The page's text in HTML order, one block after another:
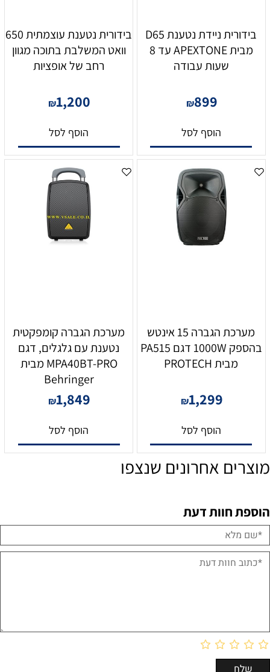
בידורית ניידת נטענת D65
מבית APEXTONE עד 8
שעות עבודה
₪899
הוסף לסל
בידורית נטענת עוצמתית 650
וואט המשלבת בתוכה מגוון
רחב של אופציות
₪1,200
הוסף לסל
מערכת הגברה 15 אינטש
בהספק 1000W דגם PA515
מבית PROTECH
₪1,299
הוסף לסל
מערכת הגברה קומפקטית
נטענת עם גלגלים, דגם
MPA40BT-PRO מבית
Behringer
₪1,849
הוסף לסל
מוצרים אחרונים שנצפו
הוספת חוות דעת